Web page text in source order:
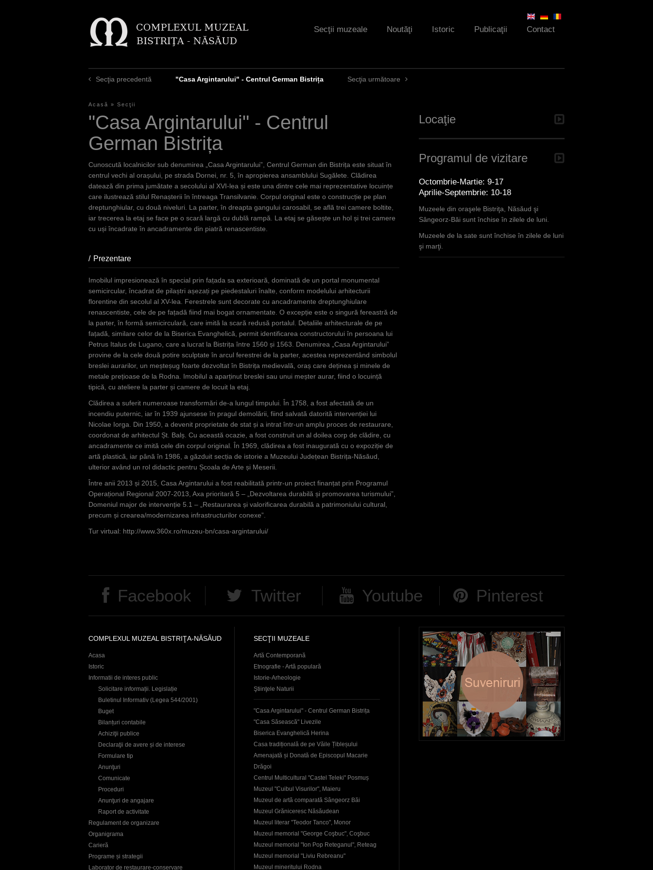
Secţii muzeale Noutăţi Istoric Publicaţii Contact
Secţia precedentă "Casa Argintarului" - Centrul German Bistrița Secţia următoare
E
ş
t
a
i
c
i
Acasă » Secţii
"Casa Argintarului" - Centrul
German Bistrița
Cunoscută localnicilor sub denumirea „Casa Argintarului”, Centrul German din Bistrița este situat în
centrul vechi al orașului, pe strada Dornei, nr. 5, în apropierea ansamblului Sugălete. Clădirea
datează din prima jumătate a secolului al XVI-lea și este una dintre cele mai reprezentative locuințe
care ilustrează stilul Renașterii în întreaga Transilvanie. Corpul original este o construcție pe plan
dreptunghiular, cu două niveluri. La parter, în dreapta gangului carosabil, se află trei camere boltite,
iar trecerea la etaj se face pe o scară largă cu dublă rampă. La etaj se găsește un hol și trei camere
cu uși încadrate în ancadramente din piatră renascentiste.
Prezentare
Imobilul impresionează în special prin fațada sa exterioară, dominată de un portal monumental
semicircular, încadrat de pilaștri așezați pe piedestaluri înalte, conform modelului arhitecturii
florentine din secolul al XV-lea. Ferestrele sunt decorate cu ancadramente dreptunghiulare
renascentiste, cele de pe fațadă fiind mai bogat ornamentate. O excepție este o singură fereastră de
la parter, în formă semicirculară, care imită la scară redusă portalul. Detaliile arhitecturale de pe
fațadă, similare celor de la Biserica Evanghelică, permit identificarea constructorului în persoana lui
Petrus Italus de Lugano, care a lucrat la Bistrița între 1560 și 1563. Denumirea „Casa Argintarului”
provine de la cele două potire sculptate în arcul ferestrei de la parter, acestea reprezentând simbolul
breslei aurarilor, un meșteșug foarte dezvoltat în Bistrița medievală, oraș care deținea și minele de
metale prețioase de la Rodna. Imobilul a aparținut breslei sau unui meșter aurar, fiind o locuință
tipică, cu ateliere la parter și camere de locuit la etaj.
Clădirea a suferit numeroase transformări de-a lungul timpului. În 1758, a fost afectată de un
incendiu puternic, iar în 1939 ajunsese în pragul demolării, fiind salvată datorită intervenției lui
Nicolae Iorga. Din 1950, a devenit proprietate de stat și a intrat într-un amplu proces de restaurare,
coordonat de arhitectul Șt. Balș. Cu această ocazie, a fost construit un al doilea corp de clădire, cu
ancadramente ce imită cele din corpul original. În 1969, clădirea a fost inaugurată cu o expoziție de
artă plastică, iar până în 1986, a găzduit secția de istorie a Muzeului Județean Bistrița-Năsăud,
ulterior având un rol didactic pentru Școala de Arte și Meserii.
Între anii 2013 și 2015, Casa Argintarului a fost reabilitată printr-un proiect finanțat prin Programul
Operațional Regional 2007-2013, Axa prioritară 5 – „Dezvoltarea durabilă și promovarea turismului”,
Domeniul major de intervenție 5.1 – „Restaurarea și valorificarea durabilă a patrimoniului cultural,
precum și crearea/modernizarea infrastructurilor conexe”.
Tur virtual: http://www.360x.ro/muzeu-bn/casa-argintarului/
Locaţie
Programul de vizitare
Octombrie-Martie: 9-17
Aprilie-Septembrie: 10-18
Muzeele din oraşele Bistriţa, Năsăud şi
Sângeorz-Băi sunt închise în zilele de luni.
Muzeele de la sate sunt închise în zilele de luni
şi marţi.
Facebook Twitter Youtube Pinterest
COMPLEXUL MUZEAL BISTRIŢA-NĂSĂUD
Acasa
Istoric
Informatii de interes public
Solicitare informații. Legislație
Buletinul Informativ (Legea 544/2001)
Buget
Bilanțuri contabile
Achiziţii publice
Declaraţii de avere și de interese
Formulare tip
Anunţuri
Comunicate
Proceduri
Anunţuri de angajare
Raport de activitate
Regulament de organizare
Organigrama
Carieră
Programe și strategii
Laborator de restaurare-conservare
SECŢII MUZEALE
Artă Contemporană
Etnografie - Artă populară
Istorie-Arheologie
Ştiinţele Naturii
"Casa Argintarului" - Centrul German Bistrița
"Casa Săsească" Livezile
Biserica Evanghelică Herina
Casa tradițională de pe Văile Țibleșului
Amenajată și Donată de Episcopul Macarie
Drăgoi
Centrul Multicultural "Castel Teleki" Posmuș
Muzeul "Cuibul Visurilor", Maieru
Muzeul de artă comparată Sângeorz Băi
Muzeul Grăniceresc Năsăudean
Muzeul literar "Teodor Tanco", Monor
Muzeul memorial "George Coşbuc", Coşbuc
Muzeul memorial "Ion Pop Reteganul", Reteag
Muzeul memorial "Liviu Rebreanu"
Muzeul mineritului Rodna